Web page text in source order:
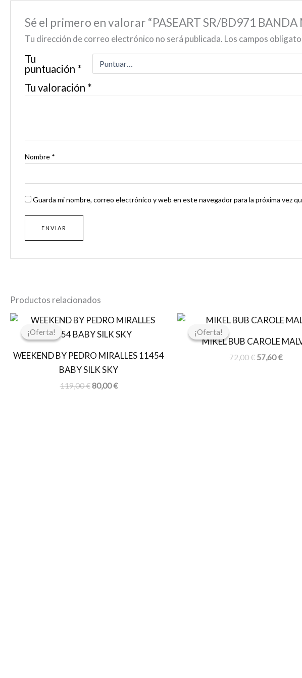
Sé el primero en valorar “PASEART SR/BD971 BANDA
Tu dirección de correo electrónico no será publicada. Los campos
Tu
puntuación *
Tu valoración *
Nombre *
Guarda mi nombre, correo electrónico y web en este navegador para la próxima vez
Productos relacionados
¡Oferta!
¡Oferta!
WEEKEND BY PEDRO MIRALLES 11454
BABY SILK SKY
119,00€
El
original
119,00 €.
80,00€
El
actual
80,00 €.
¡Oferta!
¡Oferta!
MIKEL BUB CAROLE
72,00€
El
original
era:
72,00 €.
57,60€
El
actual
es:
57,60